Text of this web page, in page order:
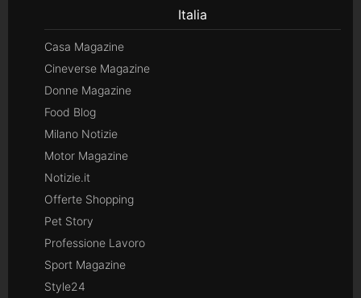
Italia
Casa Magazine
Cineverse Magazine
Donne Magazine
Food Blog
Milano Notizie
Motor Magazine
Notizie.it
Offerte Shopping
Pet Story
Professione Lavoro
Sport Magazine
Style24